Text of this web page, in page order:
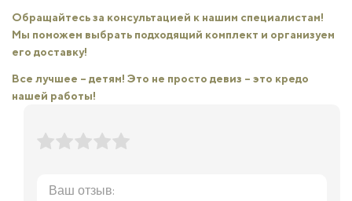
Обращайтесь за консультацией к нашим специалистам!
Мы поможем выбрать подходящий комплект и организуем
его доставку!
Все лучшее – детям! Это не просто девиз – это кредо
нашей работы!